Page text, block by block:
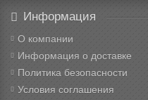
Информация
О компании
Информация о доставке
Политика безопасности
Условия соглашения